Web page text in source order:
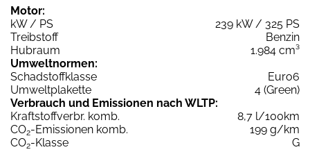
Motor:
kW / PS
239 kW / 325 PS
Treibstoff
Benzin
Hubraum
1.984 cm³
Umweltnormen:
Schadstoffklasse
Euro6
Umweltplakette
4 (Green)
Verbrauch und Emissionen nach WLTP:
Kraftstoffverbr. komb.
8,7 l/100km
CO2-Emissionen komb.
199 g/km
CO2-Klasse
G